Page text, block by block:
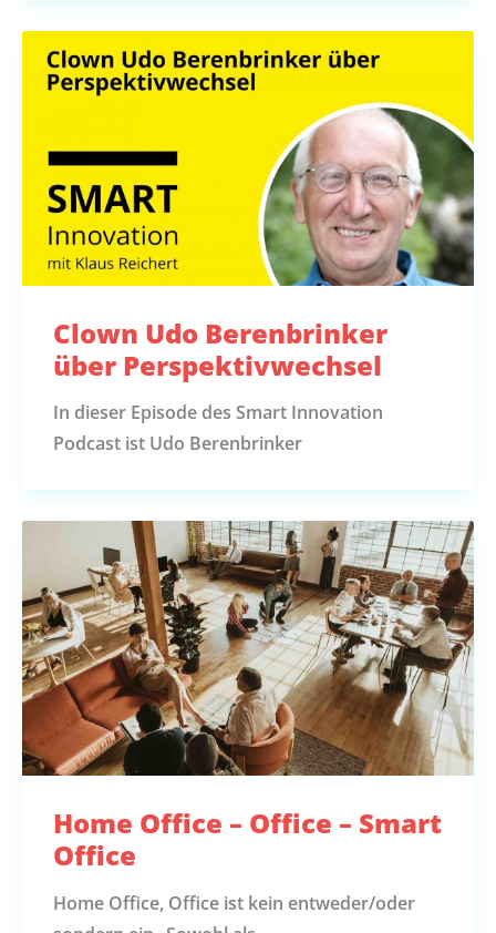
Clown Udo Berenbrinker
über Perspektivwechsel
In dieser Episode des Smart Innovation
Podcast ist Udo Berenbrinker
Home Office – Office – Smart
Office
Home Office, Office ist kein entweder/oder